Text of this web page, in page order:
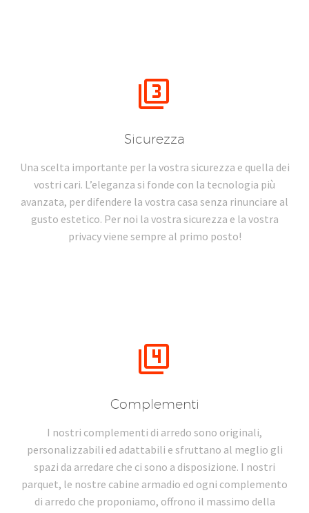


Sicurezza
Una scelta importante per la vostra sicurezza e quella dei
vostri cari. L’eleganza si fonde con la tecnologia più
avanzata, per difendere la vostra casa senza rinunciare al
gusto estetico. Per noi la vostra sicurezza e la vostra
privacy viene sempre al primo posto!


Complementi
I nostri complementi di arredo sono originali,
personalizzabili ed adattabili e sfruttano al meglio gli
spazi da arredare che ci sono a disposizione. I nostri
parquet, le nostre cabine armadio ed ogni complemento
di arredo che proponiamo, offrono il massimo della